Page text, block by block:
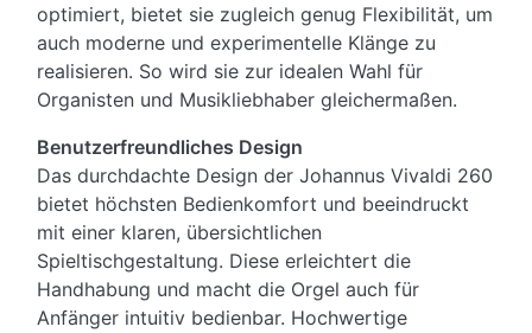
optimiert, bietet sie zugleich genug Flexibilität, um
auch moderne und experimentelle Klänge zu
realisieren. So wird sie zur idealen Wahl für
Organisten und Musikliebhaber gleichermaßen.
Benutzerfreundliches Design
Das durchdachte Design der Johannus Vivaldi 260
bietet höchsten Bedienkomfort und beeindruckt
mit einer klaren, übersichtlichen
Spieltischgestaltung. Diese erleichtert die
Handhabung und macht die Orgel auch für
Anfänger intuitiv bedienbar. Hochwertige